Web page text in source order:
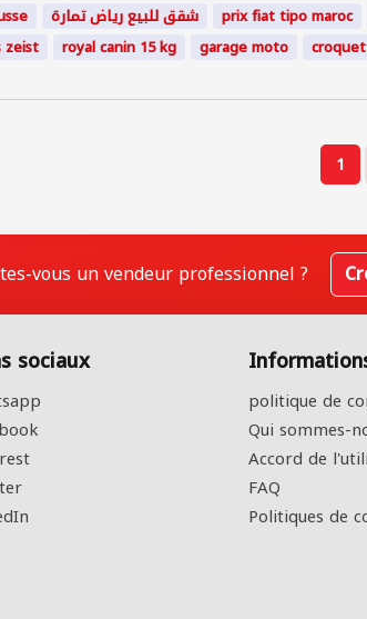
شقق للبيع رياض تمارة prix fiat tipo maroc
zeist
royal canin 15 kg garage moto
1
vous un vendeur professionnel ?
sociaux
politique de
Qui sommes-
Accord de
FAQ
Politiques de